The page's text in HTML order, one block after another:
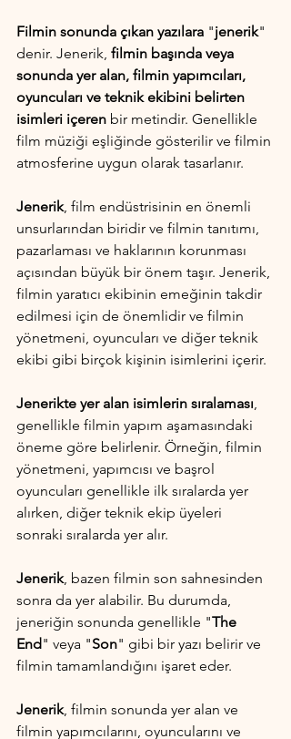
Filmin sonunda çıkan yazılara "jenerik"
denir. Jenerik, filmin başında veya
sonunda yer alan, filmin yapımcıları,
oyuncuları ve teknik ekibini belirten
isimleri içeren bir metindir. Genellikle
film müziği eşliğinde gösterilir ve filmin
atmosferine uygun olarak tasarlanır.
Jenerik, film endüstrisinin en önemli
unsurlarından biridir ve filmin tanıtımı,
pazarlaması ve haklarının korunması
açısından büyük bir önem taşır. Jenerik,
filmin yaratıcı ekibinin emeğinin takdir
edilmesi için de önemlidir ve filmin
yönetmeni, oyuncuları ve diğer teknik
ekibi gibi birçok kişinin isimlerini içerir.
Jenerikte yer alan isimlerin sıralaması,
genellikle filmin yapım aşamasındaki
öneme göre belirlenir. Örneğin, filmin
yönetmeni, yapımcısı ve başrol
oyuncuları genellikle ilk sıralarda yer
alırken, diğer teknik ekip üyeleri
sonraki sıralarda yer alır.
Jenerik, bazen filmin son sahnesinden
sonra da yer alabilir. Bu durumda,
jeneriğin sonunda genellikle "The
End" veya "Son" gibi bir yazı belirir ve
filmin tamamlandığını işaret eder.
Jenerik, filmin sonunda yer alan ve
filmin yapımcılarını, oyuncularını ve